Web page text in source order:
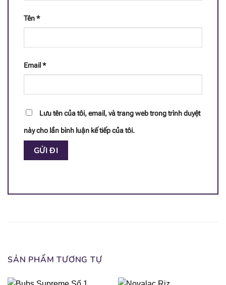
id="1965"]
1.5 mg
[popup_anything
[popup_anything
id="1977"]
0.35 g
Tên*
Email *
Lưu tên của tôi, email, và trang web trong trình duyệt
này cho lần bình luận kế tiếp của tôi.
SẢN PHẨM TƯƠNG TỰ